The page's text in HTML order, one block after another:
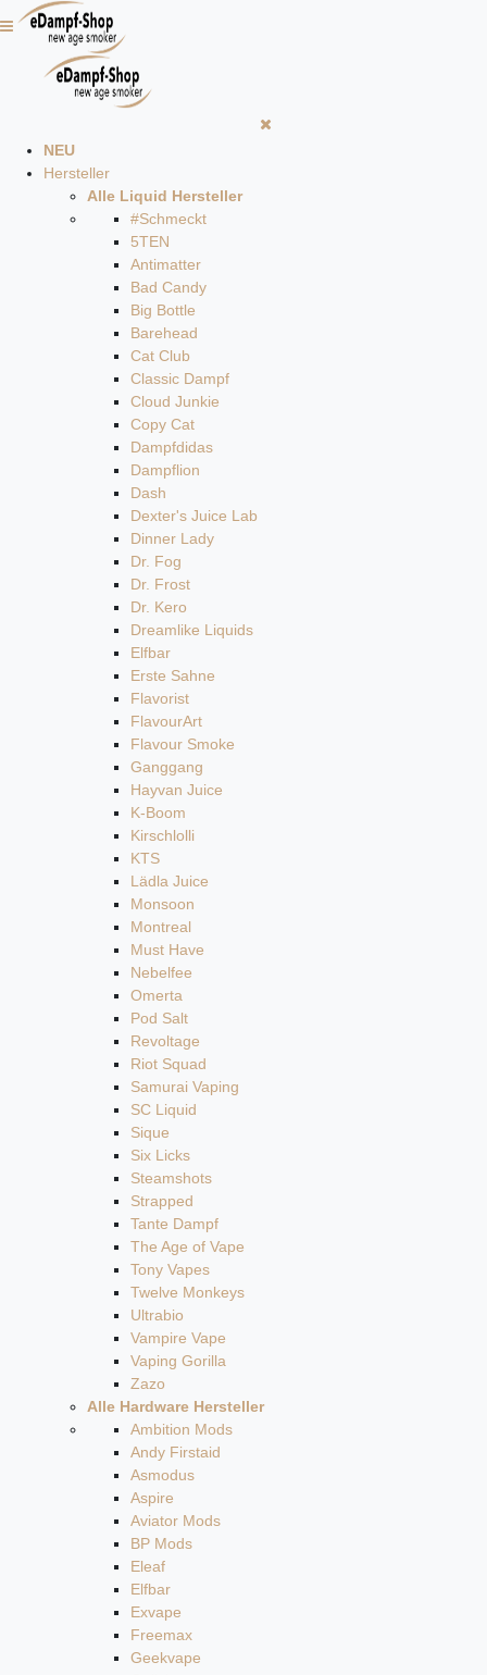
NEU
Hersteller
Alle Liquid Hersteller
#Schmeckt
5TEN
Antimatter
Bad Candy
Big Bottle
Barehead
Cat Club
Classic Dampf
Cloud Junkie
Copy Cat
Dampfdidas
Dampflion
Dash
Dexter's Juice Lab
Dinner Lady
Dr. Fog
Dr. Frost
Dr. Kero
Dreamlike Liquids
Elfbar
Erste Sahne
Flavorist
FlavourArt
Flavour Smoke
Ganggang
Hayvan Juice
K-Boom
Kirschlolli
KTS
Lädla Juice
Monsoon
Montreal
Must Have
Nebelfee
Omerta
Pod Salt
Revoltage
Riot Squad
Samurai Vaping
SC Liquid
Sique
Six Licks
Steamshots
Strapped
Tante Dampf
The Age of Vape
Tony Vapes
Twelve Monkeys
Ultrabio
Vampire Vape
Vaping Gorilla
Zazo
Alle Hardware Hersteller
Ambition Mods
Andy Firstaid
Asmodus
Aspire
Aviator Mods
BP Mods
Eleaf
Elfbar
Exvape
Freemax
Geekvape